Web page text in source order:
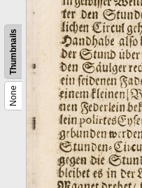
None
Thumbnails